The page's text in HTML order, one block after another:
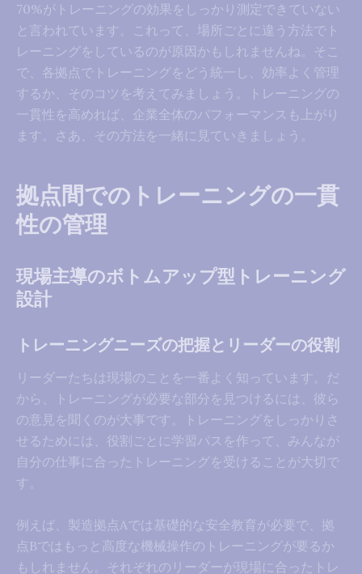
70%がトレーニングの効果をしっかり測定できていない
と言われています。これって、場所ごとに違う方法でト
レーニングをしているのが原因かもしれませんね。そこ
で、各拠点でトレーニングをどう統一し、効率よく管理
するか、そのコツを考えてみましょう。トレーニングの
一貫性を高めれば、企業全体のパフォーマンスも上がり
ます。さあ、その方法を一緒に見ていきましょう。
拠点間でのトレーニングの一貫
性の管理
現場主導のボトムアップ型トレーニング
設計
トレーニングニーズの把握とリーダーの役割
リーダーたちは現場のことを一番よく知っています。だ
から、トレーニングが必要な部分を見つけるには、彼ら
の意見を聞くのが大事です。トレーニングをしっかりさ
せるためには、役割ごとに学習パスを作って、みんなが
自分の仕事に合ったトレーニングを受けることが大切で
す。
例えば、製造拠点Aでは基礎的な安全教育が必要で、拠
点Bではもっと高度な機械操作のトレーニングが要るか
もしれません。それぞれのリーダーが現場に合ったトレ